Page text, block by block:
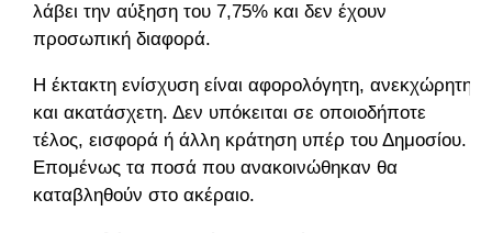
λάβει την αύξηση του 7,75% και δεν έχουν
προσωπική διαφορά.
Η έκτακτη ενίσχυση είναι αφορολόγητη, ανεκχώρητη
και ακατάσχετη. Δεν υπόκειται σε οποιοδήποτε
τέλος, εισφορά ή άλλη κράτηση υπέρ του Δημοσίου.
Επομένως τα ποσά που ανακοινώθηκαν θα
καταβληθούν στο ακέραιο.